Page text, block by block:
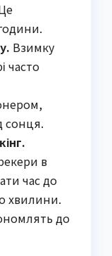
Взимку
часто
сонця.
в
час до
хвилини.
до